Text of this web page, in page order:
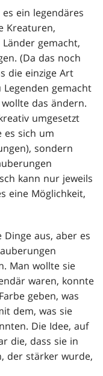
es ein legendäres
Kreaturen,
gemacht,
(Da das noch
die einzige Art
gemacht
wollte das ändern.
umgesetzt
es sich um
sondern
kann nur jeweils
eine Möglichkeit,
aus, aber es
Man wollte sie
waren, konnte
geben, was
dem, was sie
Die Idee, auf
die, dass sie in
der stärker wurde,